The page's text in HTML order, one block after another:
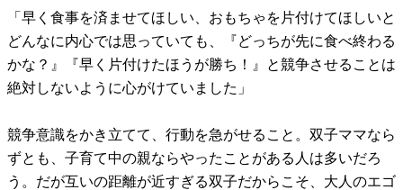
「早く食事を済ませてほしい、おもちゃを片付けてほしいと
どんなに内心では思っていても、『どっちが先に食べ終わる
かな？』『早く片付けたほうが勝ち！』と競争させることは
絶対しないように心がけていました」
競争意識をかき立てて、行動を急がせること。双子ママなら
ずとも、子育て中の親ならやったことがある人は多いだろ
う。だが互いの距離が近すぎる双子だからこそ、大人のエゴ